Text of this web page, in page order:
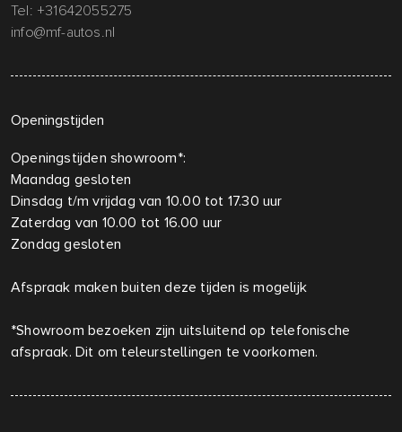
Tel: +31642055275
info@mf-autos.nl
Openingstijden
Openingstijden showroom*:
Maandag gesloten
Dinsdag t/m vrijdag van 10.00 tot 17.30 uur
Zaterdag van 10.00 tot 16.00 uur
Zondag gesloten
Afspraak maken buiten deze tijden is mogelijk
*Showroom bezoeken zijn uitsluitend op telefonische
afspraak. Dit om teleurstellingen te voorkomen.